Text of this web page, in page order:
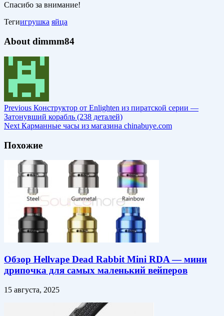
Спасибо за внимание!
Тегиигрушка яйца
About dimmm84
Previous Конструктор от Enlighten из пиратской серии —
Затонувший корабль (238 деталей)
Next Карманные часы из магазина chinabuye.com
Похожие
Обзор Hellvape Dead Rabbit Mini RDA — мини
дрипочка для самых маленький вейперов
15 августа, 2025